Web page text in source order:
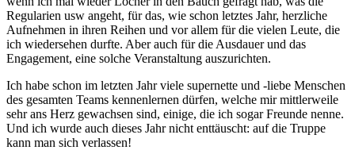
Regularien usw angeht, für das, wie schon letztes Jahr, herzliche
Aufnehmen in ihren Reihen und vor allem für die vielen Leute, die
ich wiedersehen durfte. Aber auch für die Ausdauer und das
Engagement, eine solche Veranstaltung auszurichten.
Ich habe schon im letzten Jahr viele supernette und -liebe Menschen
des gesamten Teams kennenlernen dürfen, welche mir mittlerweile
sehr ans Herz gewachsen sind, einige, die ich sogar Freunde nenne.
Und ich wurde auch dieses Jahr nicht enttäuscht: auf die Truppe
kann man sich verlassen!